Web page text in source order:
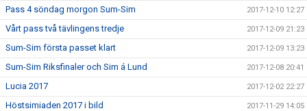
Pass 4 söndag morgon Sum-Sim 2017-12-10 12:27
Vårt pass två tävlingens tredje 2017-12-09 21:23
Sum-Sim första passet klart 2017-12-09 13:23
Sum-Sim Riksfinaler och Sim á Lund 2017-12-08 20:41
Lucia 2017 2017-12-02 22:27
Höstsimiaden 2017 i bild 2017-11-29 14:05